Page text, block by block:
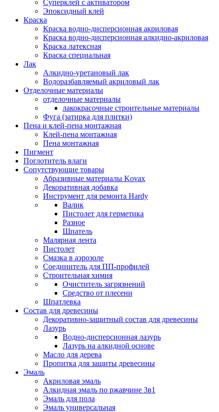
Суперклей с активатором
Эпоксидный клей
Краска
Краска водно-дисперсионная акриловая
Краска водно-дисперсионная алкидно-акриловая
Краска латексная
Краска специальная
Лак
Алкидно-уретановый лак
Водоразбавляемый акриловый лак
Отделочные материалы
отделочные материалы
лакокрасочные строительные материалы
Фуга (затирка для плитки)
Пена и клей-пена монтажная
Клей-пена монтажная
Пена монтажная
Пигмент
Поглотитель влаги
Сопутствующие товары
Абразивные материалы Kovax
Декоративная добавка
Инструмент для ремонта Hardy
Валик
Пистолет для герметика
Разное
Шпатель
Малярная лента
Пистолет
Смазка в аэрозоле
Соединитель для ПП-профилей
Строительная химия
Очиститель загрязнений
Средство от плесени
Шпатлевка
Состав для древесины
Декоративно-защитный состав для древесины
Лазурь
Водно-дисперсионная лазурь
Лазурь на алкидной основе
Масло для дерева
Пропитка для защиты древесины
Эмаль
Акриловая эмаль
Алкидная эмаль по ржавчине 3в1
Эмаль для пола
Эмаль универсальная